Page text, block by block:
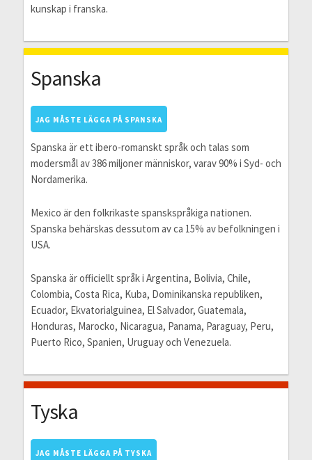
kunskap i franska.
Spanska
JAG MÅSTE LÄGGA PÅ SPANSKA
Spanska är ett ibero-romanskt språk och talas som
modersmål av 386 miljoner människor, varav 90% i Syd- och
Nordamerika.
Mexico är den folkrikaste spanskspråkiga nationen.
Spanska behärskas dessutom av ca 15% av befolkningen i
USA.
Spanska är officiellt språk i Argentina, Bolivia, Chile,
Colombia, Costa Rica, Kuba, Dominikanska republiken,
Ecuador, Ekvatorialguinea, El Salvador, Guatemala,
Honduras, Marocko, Nicaragua, Panama, Paraguay, Peru,
Puerto Rico, Spanien, Uruguay och Venezuela.
Tyska
JAG MÅSTE LÄGGA PÅ TYSKA